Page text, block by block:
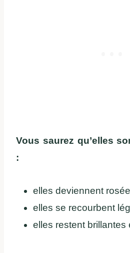
Vous saurez qu’elles
:
elles deviennent
elles se recourbent
elles restent brillantes